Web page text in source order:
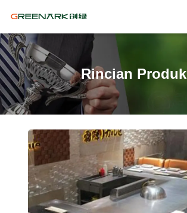
Rincian Produk